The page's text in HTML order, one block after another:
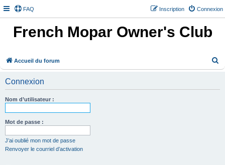
FAQ Connexion
Inscription
French Mopar Owner's Club
Accueil du forum
Connexion
Nom d’utilisateur :
Mot de passe :
J’ai oublié mon mot de passe
Renvoyer le courriel d’activation